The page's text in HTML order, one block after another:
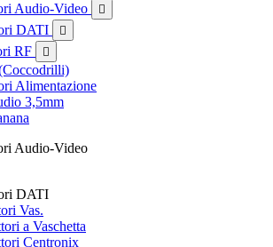
Audio-Video

DATI 
RF 
Alimentazione
3,5mm
Audio-Video
DATI
Vas.
a Vaschetta
Centronix